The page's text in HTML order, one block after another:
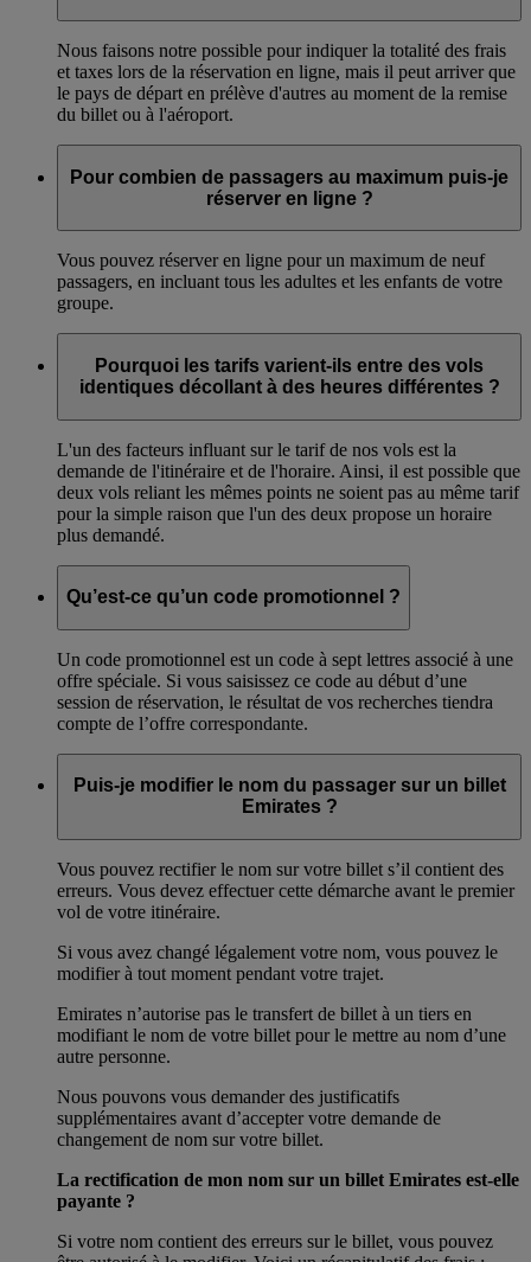
Nous faisons notre possible pour indiquer la totalité des frais
et taxes lors de la réservation en ligne, mais il peut arriver que
le pays de départ en prélève d'autres au moment de la remise
du billet ou à l'aéroport.
Pour combien de passagers au maximum puis-je
réserver en ligne ?
Vous pouvez réserver en ligne pour un maximum de neuf
passagers, en incluant tous les adultes et les enfants de votre
groupe.
Pourquoi les tarifs varient-ils entre des vols
identiques décollant à des heures différentes ?
L'un des facteurs influant sur le tarif de nos vols est la
demande de l'itinéraire et de l'horaire. Ainsi, il est possible que
deux vols reliant les mêmes points ne soient pas au même tarif
pour la simple raison que l'un des deux propose un horaire
plus demandé.
Qu’est-ce qu’un code promotionnel ?
Un code promotionnel est un code à sept lettres associé à une
offre spéciale. Si vous saisissez ce code au début d’une
session de réservation, le résultat de vos recherches tiendra
compte de l’offre correspondante.
Puis-je modifier le nom du passager sur un billet
Emirates ?
Vous pouvez rectifier le nom sur votre billet s’il contient des
erreurs. Vous devez effectuer cette démarche avant le premier
vol de votre itinéraire.
Si vous avez changé légalement votre nom, vous pouvez le
modifier à tout moment pendant votre trajet.
Emirates n’autorise pas le transfert de billet à un tiers en
modifiant le nom de votre billet pour le mettre au nom d’une
autre personne.
Nous pouvons vous demander des justificatifs
supplémentaires avant d’accepter votre demande de
changement de nom sur votre billet.
La rectification de mon nom sur un billet Emirates est-elle
payante ?
Si votre nom contient des erreurs sur le billet, vous pouvez